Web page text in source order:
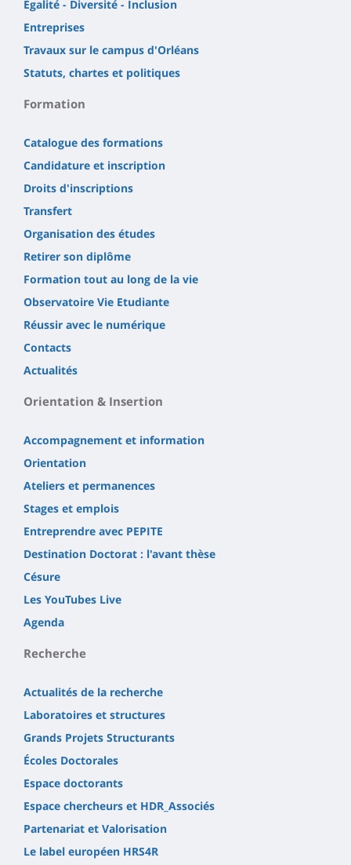
Égalité - Diversité - Inclusion
Entreprises
Travaux sur le campus d'Orléans
Statuts, chartes et politiques
Formation
Catalogue des formations
Candidature et inscription
Droits d'inscriptions
Transfert
Organisation des études
Retirer son diplôme
Formation tout au long de la vie
Observatoire Vie Etudiante
Réussir avec le numérique
Contacts
Actualités
Orientation & Insertion
Accompagnement et information
Orientation
Ateliers et permanences
Stages et emplois
Entreprendre avec PEPITE
Destination Doctorat : l'avant thèse
Césure
Les YouTubes Live
Agenda
Recherche
Actualités de la recherche
Laboratoires et structures
Grands Projets Structurants
Écoles Doctorales
Espace doctorants
Espace chercheurs et HDR_Associés
Partenariat et Valorisation
Le label européen HRS4R